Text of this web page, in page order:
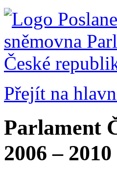
Přejít na
Parlament
2006 – 2010